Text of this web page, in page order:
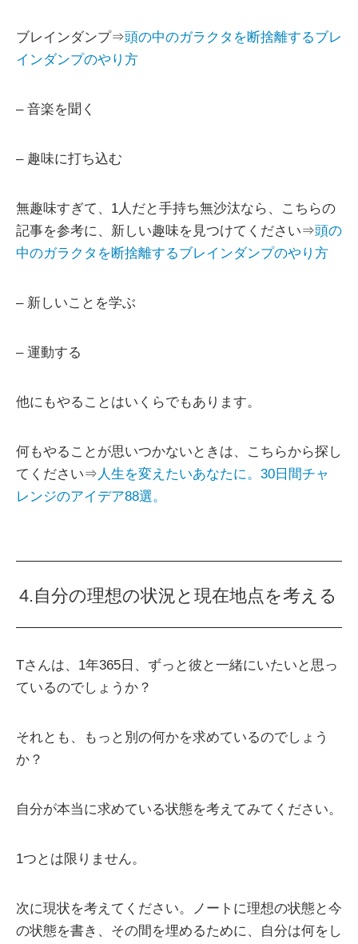
ブレインダンプ⇒頭の中のガラクタを断捨離するブレ
インダンプのやり方
– 音楽を聞く
– 趣味に打ち込む
無趣味すぎて、1人だと手持ち無沙汰なら、こちらの
記事を参考に、新しい趣味を見つけてください⇒頭の
中のガラクタを断捨離するブレインダンプのやり方
– 新しいことを学ぶ
– 運動する
他にもやることはいくらでもあります。
何もやることが思いつかないときは、こちらから探し
てください⇒ 人生を変えたいあなたに。30日間チャ
レンジのアイデア88選。
4.自分の理想の状況と現在地点を考える
Tさんは、1年365日、ずっと彼と一緒にいたいと思っ
ているのでしょうか？
それとも、もっと別の何かを求めているのでしょう
か？
自分が本当に求めている状態を考えてみてください。
1つとは限りません。
次に現状を考えてください。ノートに理想の状態と今
の状態を書き、その間を埋めるために、自分は何をし